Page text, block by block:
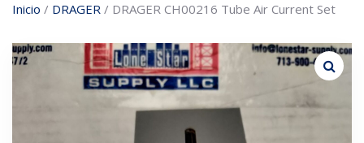
Inicio / DRAGER / DRAGER CH00216 Tube Air Current Set